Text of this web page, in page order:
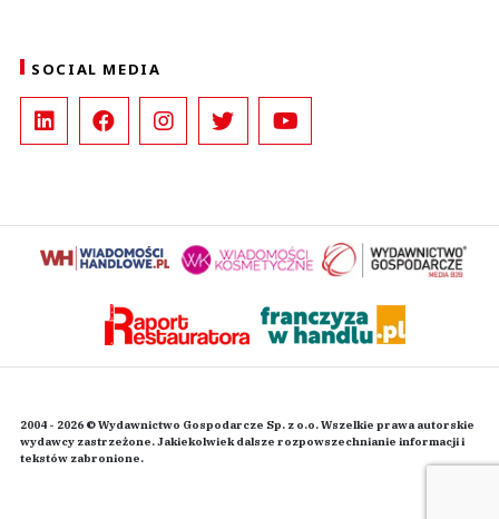
SOCIAL MEDIA
2004 - 2026 © Wydawnictwo Gospodarcze Sp. z o.o. Wszelkie prawa autorskie
wydawcy zastrzeżone. Jakiekolwiek dalsze rozpowszechnianie informacji i
tekstów zabronione.